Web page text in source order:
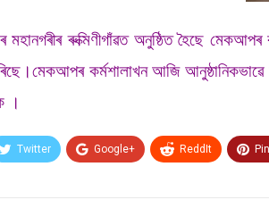
মহানগৰীৰ ৰুক্মিণীগাঁৱত অনুষ্ঠিত হৈছে
কৰ্মশালাখন আজি
।
Twitter Google+ ReddIt